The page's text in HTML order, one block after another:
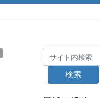
検索